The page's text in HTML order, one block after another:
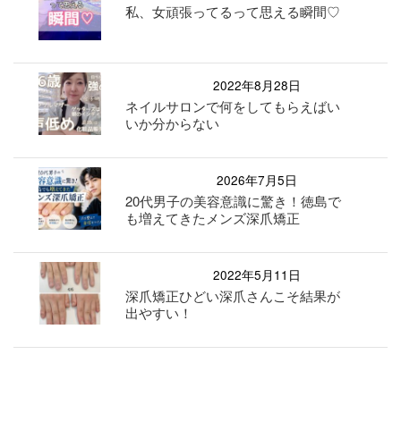
私、女頑張ってるって思える瞬間♡
2022年8月28日
ネイルサロンで何をしてもらえばい
いか分からない
2026年7月5日
20代男子の美容意識に驚き！徳島で
も増えてきたメンズ深爪矯正
2022年5月11日
深爪矯正ひどい深爪さんこそ結果が
出やすい！